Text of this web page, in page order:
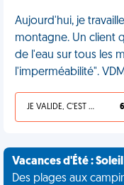
Aujourd'hui, je
montagne. Un client
de l'eau sur tous les
l'imperméabilité". VDM
JE VALIDE, C'EST UNE VDM
Vacances d'Été :
Des plages aux